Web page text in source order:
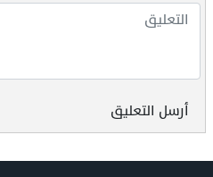
أرسل التعليق